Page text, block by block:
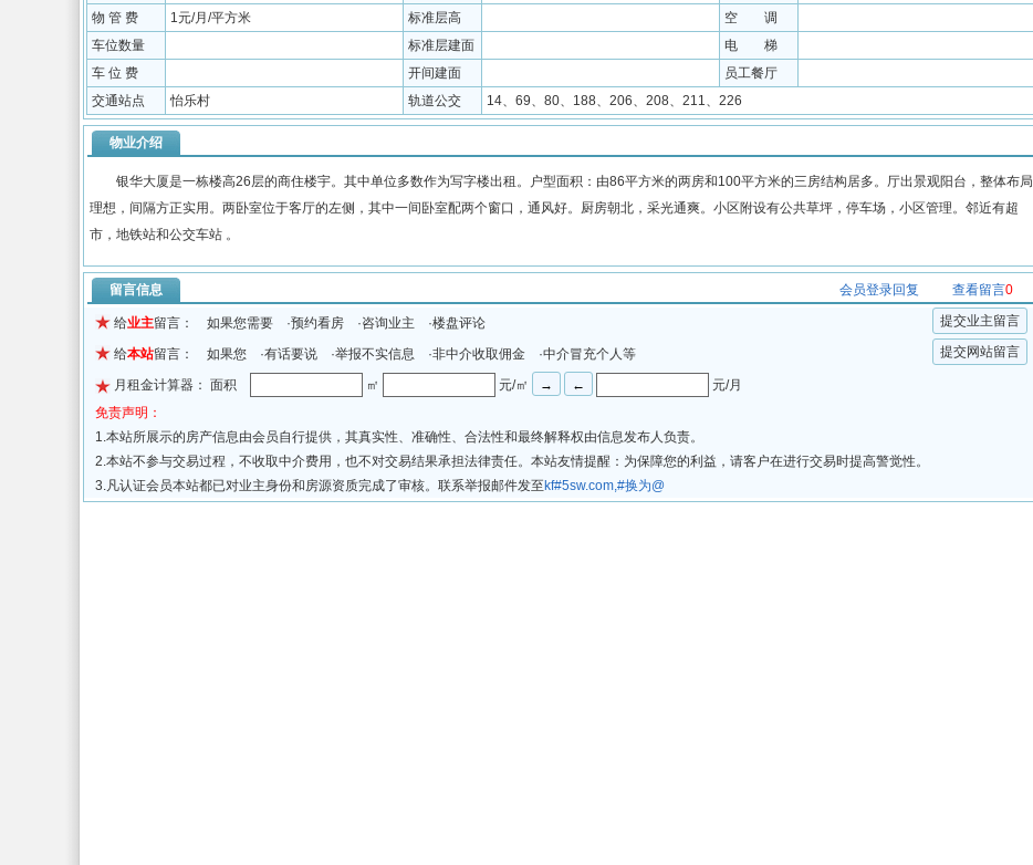
物 管 费
1元/月/平方米 标准层高
空 调
车位数量
标准层建面
电 梯
车 位 费
开间建面
员工餐厅
交通站点
怡乐村 轨道公交 14、69、80、188、206、208、211、226
物业介绍
银华大厦是一栋楼高26层的商住楼宇。其中单位多数作为写字楼出租。户型面积：由86平方米的两房和100平方米的三房结构居多。厅出景观阳台，整体布局
理想，间隔方正实用。两卧室位于客厅的左侧，其中一间卧室配两个窗口，通风好。厨房朝北，采光通爽。小区附设有公共草坪，停车场，小区管理。邻近有超
市，地铁站和公交车站 。
留言信息 0
查看留言
会员登录回复
给业主留言： 如果您需要 ·预约看房 ·咨询业主 ·楼盘评论 提交业主留言
给本站留言： 如果您 ·有话要说 ·举报不实信息 ·非中介收取佣金 ·中介冒充个人等 提交网站留言
月租金计算器： 面积 ㎡ 元/㎡
元/月
免责声明：
1.本站所展示的房产信息由会员自行提供，其真实性、准确性、合法性和最终解释权由信息发布人负责。
2.本站不参与交易过程，不收取中介费用，也不对交易结果承担法律责任。本站友情提醒：为保障您的利益，请客户在进行交易时提高警觉性。
3.凡认证会员本站都已对业主身份和房源资质完成了审核。联系举报邮件发至 kf#5sw.com,#换为@